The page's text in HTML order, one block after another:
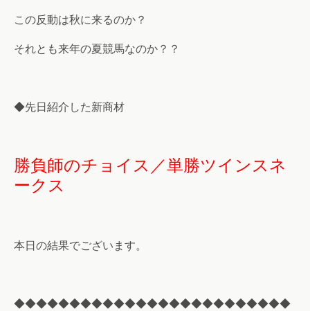
この反動は秋に来るのか？
それとも来年の夏競馬なのか？？
◆先日紹介した新商材
勝負師のチョイス／単勝ツインスネ
ークス
本日の結果でございます。
◆◆◆◆◆◆◆◆◆◆◆◆◆◆◆◆◆◆◆◆◆◆◆◆◆